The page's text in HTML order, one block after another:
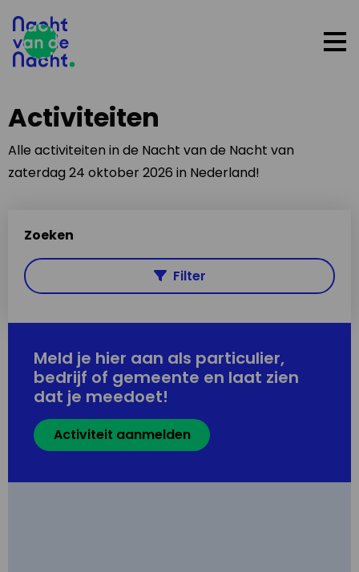
Activiteiten
Alle activiteiten in de Nacht van de Nacht van
zaterdag 24 oktober 2026 in Nederland!
Zoeken
Filter
Meld je hier aan als particulier,
bedrijf of gemeente en laat zien
dat je meedoet!
Activiteit aanmelden